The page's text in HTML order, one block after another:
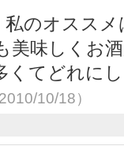
のオスス
美味しくお
くてどれに
10/18）